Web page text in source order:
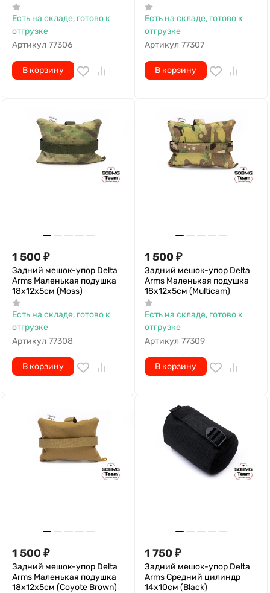
Есть на складе, готово к
отгрузке
Артикул 77306
В корзину
Есть на складе, готово к
отгрузке
Артикул 77307
В корзину
1 500 ₽
Задний мешок-упор Delta
Arms Маленькая подушка
18х12х5см (Moss)
Есть на складе, готово к
отгрузке
Артикул 77308
В корзину
1 500 ₽
Задний мешок-упор Delta
Arms Маленькая подушка
18х12х5см (Multicam)
Есть на складе, готово к
отгрузке
Артикул 77309
В корзину
1 500 ₽
Задний мешок-упор Delta
Arms Маленькая подушка
18х12х5см (Coyote Brown)
1 750 ₽
Задний мешок-упор Delta
Arms Средний цилиндр
14х10см (Black)